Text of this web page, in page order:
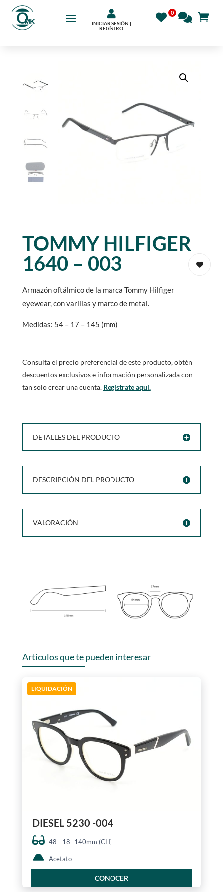

INICIAR SESIÓN |
REGÍSTRO
TOMMY HILFIGER
1640 – 003
Armazón oftálmico de la marca Tommy Hilfiger
eyewear, con varillas y marco de metal.
Medidas: 54 – 17 – 145 (mm)
Consulta el precio preferencial de este producto, obtén
descuentos exclusivos e información personalizada con
tan solo crear una cuenta. Regístrate aquí.
DETALLES DEL PRODUCTO
DESCRIPCIÓN DEL PRODUCTO
VALORACIÓN
Artículos que te pueden interesar
LIQUIDACIÓN
DIESEL 5230 -004
48 - 18 -140mm (CH)
Acetato
CONOCER